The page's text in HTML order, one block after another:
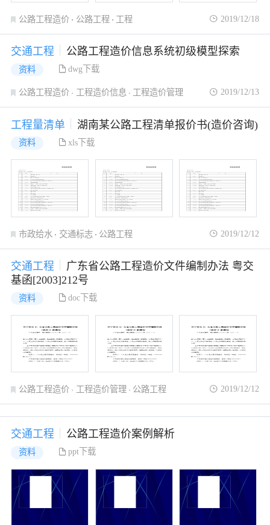
公路工程造价 公路工程 工程 2019/12/18
交通工程 公路工程造价信息系统初级模型探索
资料 dwg下载
公路工程造价 工程造价信息 工程造价管理 2019/12/13
工程量清单 湖南某公路工程清单报价书(造价咨询)
资料 xls下载
市政给水 交通标志 公路工程 2019/12/12
交通工程
广东省公路工程造价文件编制办法 粤交
基函[2003]212号
资料 doc下载
公路工程造价 工程造价管理 公路工程 2019/12/12
交通工程 公路工程造价案例解析
资料 ppt下载